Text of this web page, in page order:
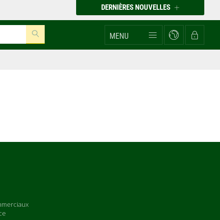
DERNIÈRES NOUVELLES
MENU